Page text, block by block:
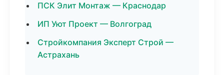
ПСК Элит Монтаж — Краснодар
ИП Уют Проект — Волгоград
Стройкомпания Эксперт Строй —
Астрахань